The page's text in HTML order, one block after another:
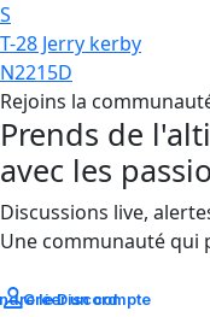
S
T-28 Jerry kerby
N2215D
Rejoins la
Prends de
avec les
Discussions live,
Une communauté qui
le Discord
Créer un compte